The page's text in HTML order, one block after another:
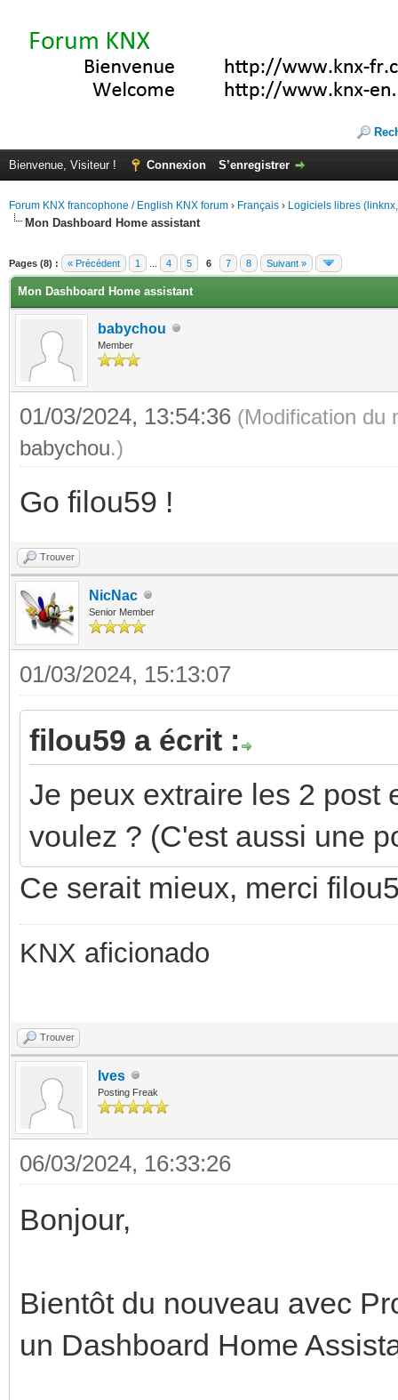
Bienvenue, Visiteur ! Connexion S’enregistrer
Forum KNX francophone / English KNX forum › Français › Logiciels libres
Mon Dashboard Home assistant
Pages (8) : « Précédent 1 4 5 6 7 8 Suivant »
Mon Dashboard Home assistant
babychou
Member
01/03/2024, 13:54:36 (Modification du
babychou.)
Go filou59 !
Trouver
NicNac
Senior Member
01/03/2024, 15:13:07
filou59 a écrit :
Je peux extraire les 2 post
voulez ? (C'est aussi une
Ce serait mieux, merci
KNX aficionado
Trouver
Ives
Posting Freak
06/03/2024, 16:33:26
Bonjour,
Bientôt du nouveau avec
un Dashboard Home